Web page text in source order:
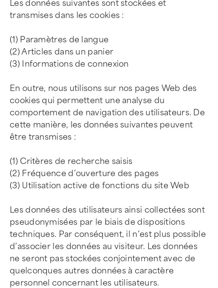
Les données suivantes sont stockées et
transmises dans les cookies :
(1) Paramètres de langue
(2) Articles dans un panier
(3) Informations de connexion
En outre, nous utilisons sur nos pages Web des
cookies qui permettent une analyse du
comportement de navigation des utilisateurs. De
cette manière, les données suivantes peuvent
être transmises :
(1) Critères de recherche saisis
(2) Fréquence d’ouverture des pages
(3) Utilisation active de fonctions du site Web
Les données des utilisateurs ainsi collectées sont
pseudonymisées par le biais de dispositions
techniques. Par conséquent, il n’est plus possible
d’associer les données au visiteur. Les données
ne seront pas stockées conjointement avec de
quelconques autres données à caractère
personnel concernant les utilisateurs.